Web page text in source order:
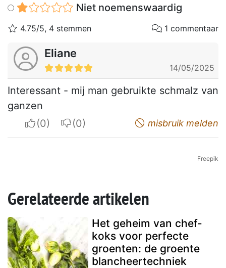
Niet noemenswaardig
4.75/5, 4 stemmen 1 commentaar
Eliane
14/05/2025
Interessant - mij man gebruikte schmalz van
ganzen
I apreciateI do not appreciatemisbruik melden
Freepik
Gerelateerde artikelen
Het geheim van chef-
koks voor perfecte
groenten: de groente
blancheertechniek